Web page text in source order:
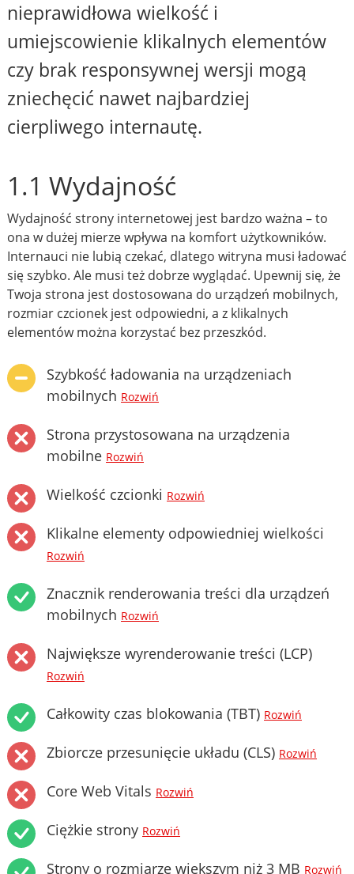
nieprawidłowa wielkość i
umiejscowienie klikalnych elementów
czy brak responsywnej wersji mogą
zniechęcić nawet najbardziej
cierpliwego internautę.
1.1 Wydajność
Wydajność strony internetowej jest bardzo ważna – to
ona w dużej mierze wpływa na komfort użytkowników.
Internauci nie lubią czekać, dlatego witryna musi ładować
się szybko. Ale musi też dobrze wyglądać. Upewnij się, że
Twoja strona jest dostosowana do urządzeń mobilnych,
rozmiar czcionek jest odpowiedni, a z klikalnych
elementów można korzystać bez przeszkód.
Szybkość ładowania na urządzeniach
mobilnych Rozwiń
Strona przystosowana na urządzenia
mobilne Rozwiń
Wielkość czcionki Rozwiń
Klikalne elementy odpowiedniej wielkości
Rozwiń
Znacznik renderowania treści dla urządzeń
mobilnych Rozwiń
Największe wyrenderowanie treści (LCP)
Rozwiń
Całkowity czas blokowania (TBT) Rozwiń
Zbiorcze przesunięcie układu (CLS) Rozwiń
Core Web Vitals Rozwiń
Ciężkie strony Rozwiń
Strony o rozmiarze większym niż 3 MB Rozwiń